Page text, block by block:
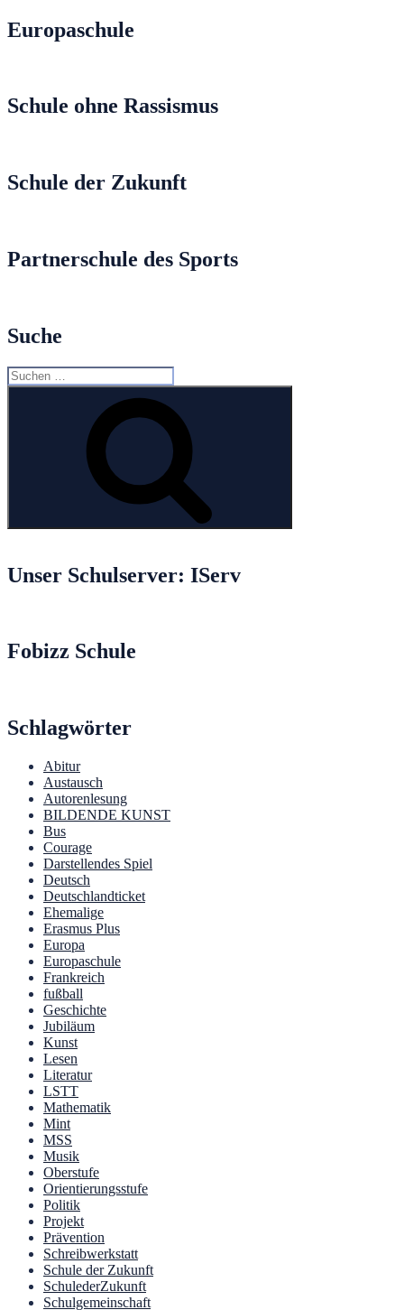
Europaschule
Schule ohne Rassismus
Schule der Zukunft
Partnerschule des Sports
Suche
Suche
nach:
Unser Schulserver: IServ
Fobizz Schule
Schlagwörter
Abitur
Austausch
Autorenlesung
BILDENDE KUNST
Bus
Courage
Darstellendes Spiel
Deutsch
Deutschlandticket
Ehemalige
Erasmus Plus
Europa
Europaschule
Frankreich
fußball
Geschichte
Jubiläum
Kunst
Lesen
Literatur
LSTT
Mathematik
Mint
MSS
Musik
Oberstufe
Orientierungsstufe
Politik
Projekt
Prävention
Schreibwerkstatt
Schule der Zukunft
SchulederZukunft
Schulgemeinschaft